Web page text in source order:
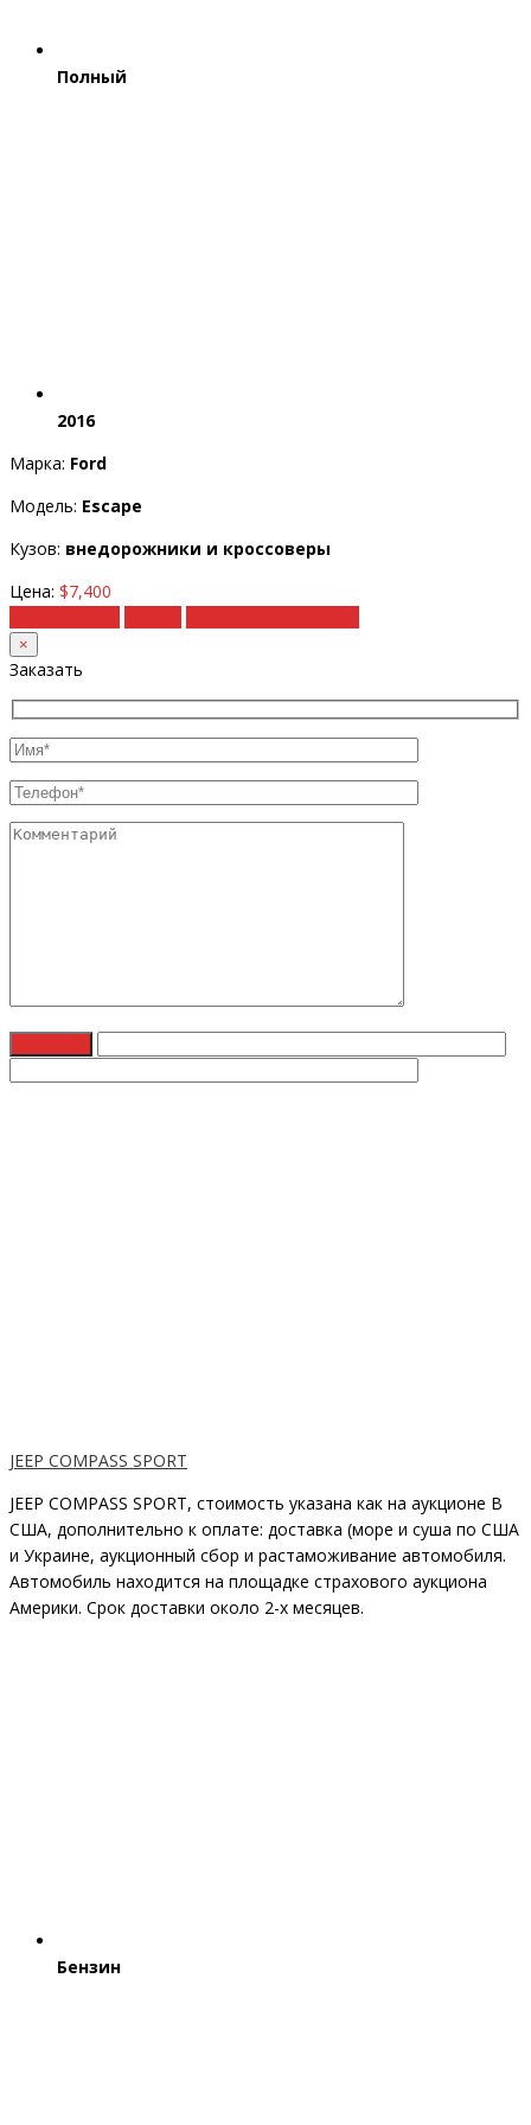
Полный
2016
Марка: Ford
Модель: Escape
Кузов: внедорожники и кроссоверы
Цена: $7,400
×
Заказать
JEEP COMPASS SPORT
JEEP COMPASS SPORT, стоимость указана как на аукционе В
США, дополнительно к оплате: доставка (море и суша по США
и Украине, аукционный сбор и растаможивание автомобиля.
Автомобиль находится на площадке страхового аукциона
Америки. Срок доставки около 2-x месяцев.
Бензин